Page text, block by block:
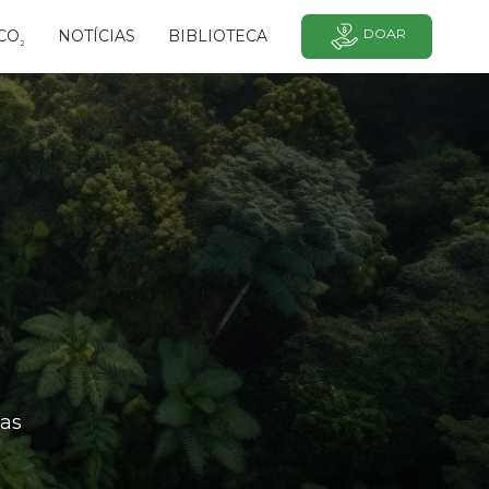
² NOTÍCIAS BIBLIOTECA DOAR